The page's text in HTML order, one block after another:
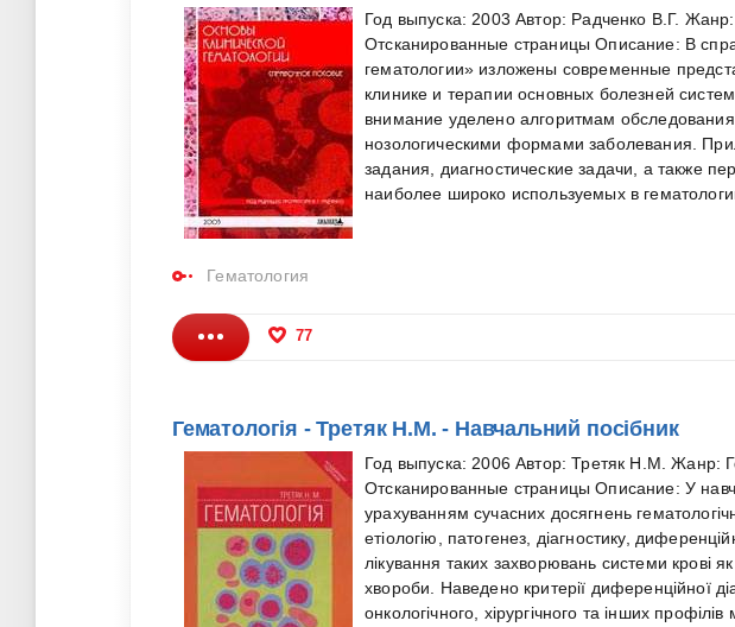
Год выпуска: 2003 Автор: Радченко В.Г.
Отсканированные страницы Описание: В
гематологии» изложены современные
клинике и терапии основных болезней
внимание уделено алгоритмам
нозологическими формами заболевания.
задания, диагностические задачи, а также
наиболее широко используемых в
Гематология
77
Гематологія - Третяк Н.М. - Навчальний посібник
Год выпуска: 2006 Автор: Третяк Н.М. Жанр:
Отсканированные страницы Описание: У
урахуванням сучасних досягнень
етіологію, патогенез, діагностику,
лікування таких захворювань системи крові
хвороби. Наведено критерії диференційної
онкологічного, хірургічного та інших